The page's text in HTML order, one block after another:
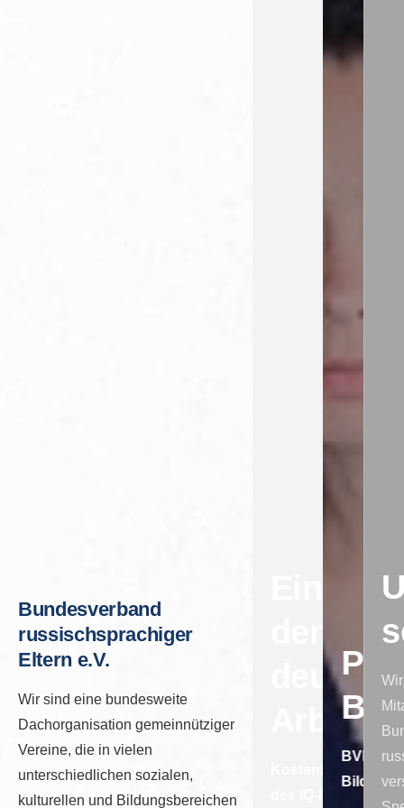
Bundesverband
russischsprachiger
Eltern e.V.
Wir sind eine bundesweite
Dachorganisation gemeinnütziger
Vereine, die in vielen
unterschiedlichen sozialen,
kulturellen und Bildungsbereichen
BVRE
Bildung